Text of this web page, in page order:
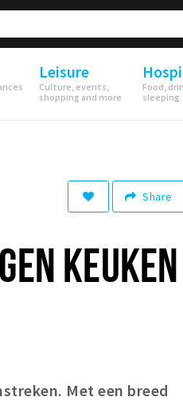
Leisure
Culture, events,
shopping and more
Food,
sleeping
Share
KEUKEN
Met een breed